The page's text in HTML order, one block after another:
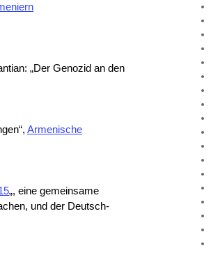
„Der Genozid an den
Armenische
„, eine gemeinsame
und der Deutsch-